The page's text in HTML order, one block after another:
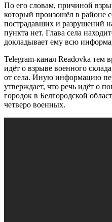
По его словам, причиной
который произошёл в районе
пострадавших и разрушений
пункта нет. Глава села
докладывает ему всю
Telegram-канал Readovka тем
идёт о взрыве военного
от села. Иную информацию
утверждает, что речь идёт о
городок в Белгородской
четверо военных.